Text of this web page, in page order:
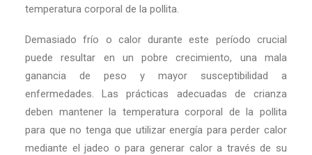
temperatura corporal de la pollita.
Demasiado frío o calor durante este período crucial
puede resultar en un pobre crecimiento, una mala
ganancia de peso y mayor susceptibilidad a
enfermedades. Las prácticas adecuadas de crianza
deben mantener la temperatura corporal de la pollita
para que no tenga que utilizar energía para perder calor
mediante el jadeo o para generar calor a través de su